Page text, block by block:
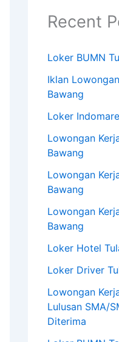
Recent
Loker BUMN
Iklan
Bawang
Loker
Lowongan
Bawang
Lowongan
Bawang
Lowongan
Bawang
Loker Hotel
Loker Driver
Lowongan
Lulusan SMA/
Diterima